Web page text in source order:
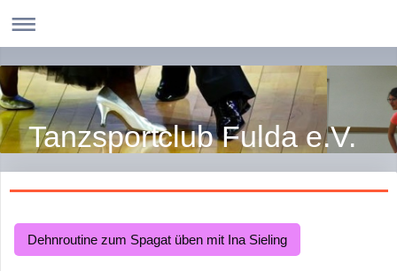
Tanzsportclub Fulda e.V.
Dehnroutine zum Spagat üben mit Ina Sieling